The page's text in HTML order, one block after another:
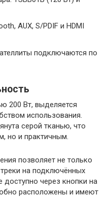
AUX, S/PDIF и HDMI
подключаются по
200 Вт, выделяется
использования.
серой тканью, что
но и практичным.
позволяет не только
на подключённых
доступно через кнопки на
расположены и имеют